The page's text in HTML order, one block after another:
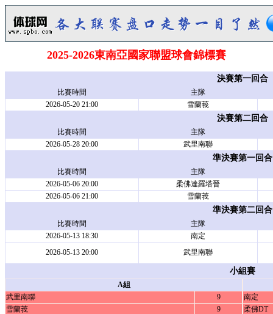
2025-2026東南亞國家聯盟球會錦標賽
決賽第一回合
比賽時間
主隊
2026-05-20 21:00
雪蘭莪
決賽第二回合
比賽時間
主隊
2026-05-28 20:00
武里南聯
準決賽第一回合
比賽時間
主隊
2026-05-06 20:00
柔佛達羅塔晉
2026-05-06 21:00
雪蘭莪
準決賽第二回合
比賽時間
主隊
2026-05-13 18:30
南定
2026-05-13 20:00
武里南聯
小組賽
A組
武里南聯
9
雪蘭莪
9
南定
柔佛DT